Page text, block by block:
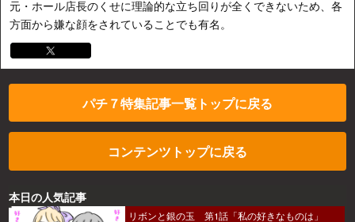
元・ホール店長のくせに理論的な立ち回りが全くできないため、各
方面から嫌な顔をされていることでも有名。
パチ７特集記事一覧トップに戻る
コンテンツトップに戻る
本日の人気記事
リボンと銀の玉 第1話「私の好きなものは」